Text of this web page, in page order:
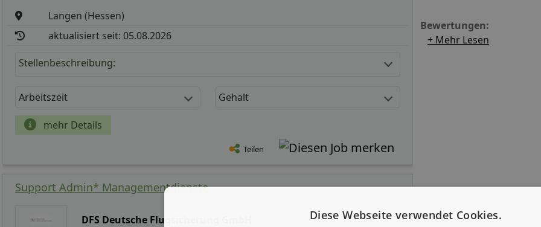
Langen (Hessen)
aktualisiert seit: 05.08.2026
Stellenbeschreibung:
Arbeitszeit Gehalt
mehr Details
Teilen
Support Admin* Managementdienste
DFS Deutsche Flugsicherung GmbH
Bewertungen:
+ Mehr Lesen
Diese Webseite verwendet Cookies.